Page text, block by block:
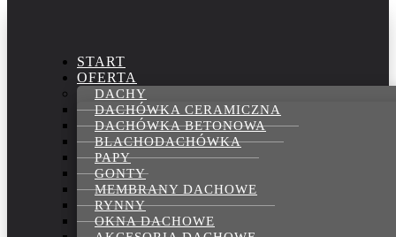
START
OFERTA
DACHY
DACHÓWKA CERAMICZNA
DACHÓWKA BETONOWA
BLACHODACHÓWKA
PAPY
GONTY
MEMBRANY DACHOWE
RYNNY
OKNA DACHOWE